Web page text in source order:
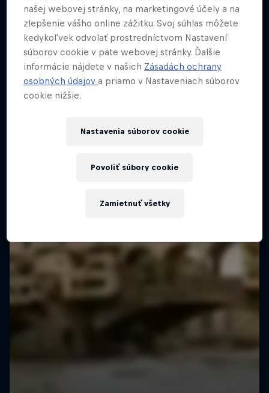
našej webovej stránky, na marketingové účely a na
zlepšenie vášho online zážitku. Svoj súhlas môžete
kedykoľvek odvolať prostredníctvom Nastavení
súborov cookie v päte webovej stránky. Ďalšie
informácie nájdete v našich Zásadách ochrany
osobných údajova priamo v Nastaveniach súborov
cookie nižšie.
Nastavenia súborov cookie
Zamietnuť všetky
Povoliť súbory cookie